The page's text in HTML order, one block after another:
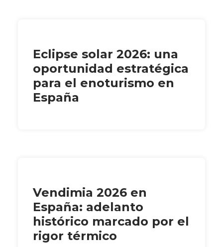
Eclipse solar 2026: una
oportunidad estratégica
para el enoturismo en
España
Vendimia 2026 en
España: adelanto
histórico marcado por el
rigor térmico